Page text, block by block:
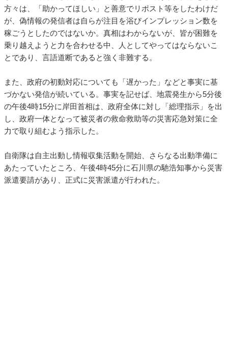
方々は、「助かってほしい」と善意でリポスト等をしたわけだ
が、偽情報の発信者は自らが注目を浴びインプレッション数を
稼ごうとしたのではないか。真相はわからないが、皆が困難を
乗り越えようと力を合わせる中、人としてやってはならないこ
とであり、言語道断であると強く非難する。
また、政府の初動対応についても「遅かった」などと事実に基
づかない発信が続いている。事実を記せば、地震発生から5分後
の午後4時15分に岸田首相は、政府全体に対し「総理指示」を出
し、政府一体となって被災者の救命救助等の災害応急対策に全
力で取り組むよう指示した。
自衛隊は自主出動し情報収集活動を開始、さらなる出動準備に
あたっていたところ、午後4時45分に石川県の馳浩知事から災害
派遣要請があり、正式に災害派遣が行われた。